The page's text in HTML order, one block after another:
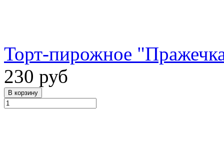
Торт-пирожное
230 руб